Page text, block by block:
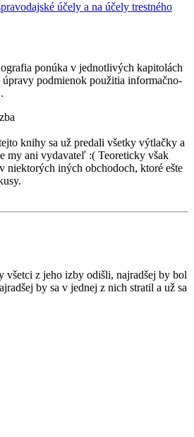
účely a na účely trestného
ponúka v jednotlivých kapitolách
podmienok použitia informačno-
knihy sa už predali všetky výtlačky a
my ani vydavateľ :( Teoreticky však
niektorých iných obchodoch, ktoré ešte
všetci z jeho izby odišli, najradšej by bol
by sa v jednej z nich stratil a už sa